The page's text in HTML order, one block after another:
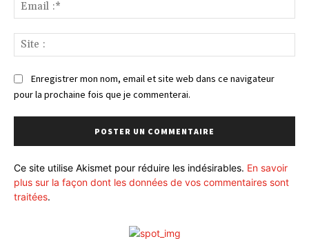
:*
:
Enregistrer mon nom, email et site web dans ce navigateur
pour la prochaine fois que je commenterai.
Ce site utilise Akismet pour réduire les indésirables. En savoir
plus sur la façon dont les données de vos commentaires sont
traitées.